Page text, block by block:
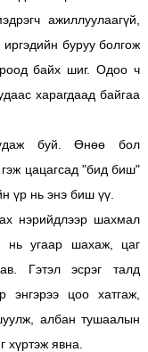
ажиллуулаагүй,
иргэдийн буруу болгож
байх шиг. Одоо ч
харагдаад байгаа
удаж буй. Өнөө бол
гэж цацагсад "бид биш"
үр нь энэ биш үү.
нэрийдлээр шахмал
нь угаар шахаж, цаг
Гэтэл эсрэг талд
энгэрээ цоо хатгаж,
албан тушаалын
хүртэж явна.